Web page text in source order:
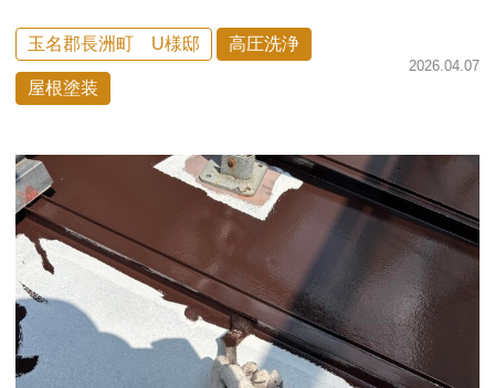
玉名郡長洲町 U様邸 高圧洗浄
屋根塗装
2026.04.07